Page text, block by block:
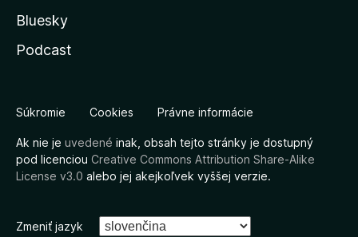
Bluesky
Podcast
Súkromie Cookies Právne informácie
Ak nie je uvedené inak, obsah tejto stránky je dostupný
pod licenciou Creative Commons Attribution Share-Alike
License v3.0 alebo jej akejkoľvek vyššej verzie.
Zmeniť jazyk